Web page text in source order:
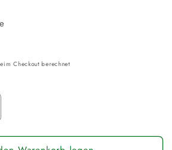
Checkout berechnet